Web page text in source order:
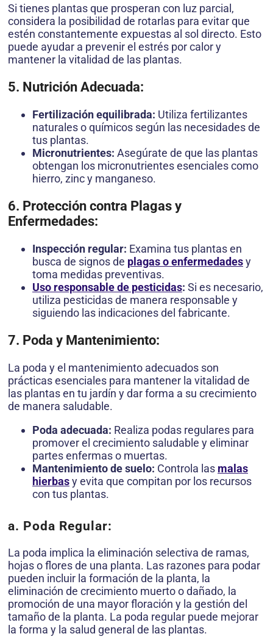
Si tienes plantas que prosperan con luz parcial,
considera la posibilidad de rotarlas para evitar que
estén constantemente expuestas al sol directo. Esto
puede ayudar a prevenir el estrés por calor y
mantener la vitalidad de las plantas.
5. Nutrición Adecuada:
Fertilización equilibrada: Utiliza fertilizantes
naturales o químicos según las necesidades de
tus plantas.
Micronutrientes: Asegúrate de que las plantas
obtengan los micronutrientes esenciales como
hierro, zinc y manganeso.
6. Protección contra Plagas y
Enfermedades:
Inspección regular: Examina tus plantas en
busca de signos de plagas o enfermedadesy
toma medidas preventivas.
Uso responsable de pesticidas: Si es necesario,
utiliza pesticidas de manera responsable y
siguiendo las indicaciones del fabricante.
7. Poda y Mantenimiento:
La poda y el mantenimiento adecuados son
prácticas esenciales para mantener la vitalidad de
las plantas en tu jardín y dar forma a su crecimiento
de manera saludable.
Poda adecuada: Realiza podas regulares para
promover el crecimiento saludable y eliminar
partes enfermas o muertas.
Mantenimiento de suelo: Controla las malas
hierbasy evita que compitan por los recursos
con tus plantas.
a. Poda Regular:
La poda implica la eliminación selectiva de ramas,
hojas o flores de una planta. Las razones para podar
pueden incluir la formación de la planta, la
eliminación de crecimiento muerto o dañado, la
promoción de una mayor floración y la gestión del
tamaño de la planta. La poda regular puede mejorar
la forma y la salud general de las plantas.